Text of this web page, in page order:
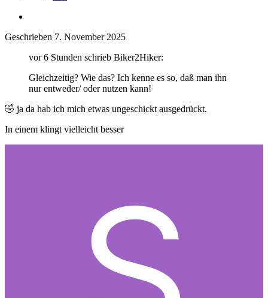
Geschrieben 7. November 2025
vor 6 Stunden schrieb Biker2Hiker:
Gleichzeitig? Wie das? Ich kenne es so, daß man ihn
nur entweder/ oder nutzen kann!
🤣 ja da hab ich mich etwas ungeschickt ausgedrückt.
In einem klingt vielleicht besser